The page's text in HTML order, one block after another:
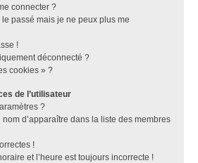
connecter ?
passé mais je ne peux plus me
!
déconnecté ?
cookies » ?
de l’utilisateur
?
d’apparaître dans la liste des membres
!
et l’heure est toujours incorrecte !